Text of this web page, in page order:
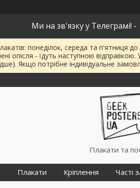
Ми на зв'язку у Телеграмі! -
понеділок, середа та п'ятниця
опісля - їдуть наступною
Якщо потрібне індивідуальне
Плакати та
Плакати Кріплення Часті